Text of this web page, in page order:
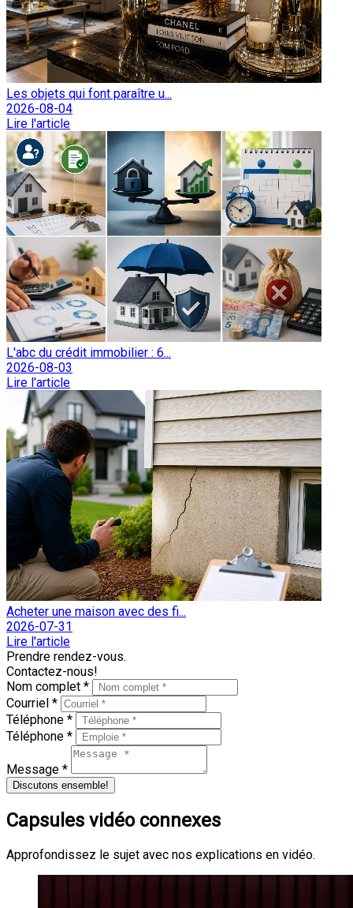
Les objets qui font paraître u...
2026-08-04
Lire l'article
L'abc du crédit immobilier : 6...
2026-08-03
Lire l'article
Acheter une maison avec des fi...
2026-07-31
Lire l'article
Prendre rendez-vous.
Contactez-nous!
Nom complet *
Courriel *
Téléphone *
Téléphone *
Message *
Discutons ensemble!
Capsules vidéo connexes
Approfondissez le sujet avec nos explications en vidéo.